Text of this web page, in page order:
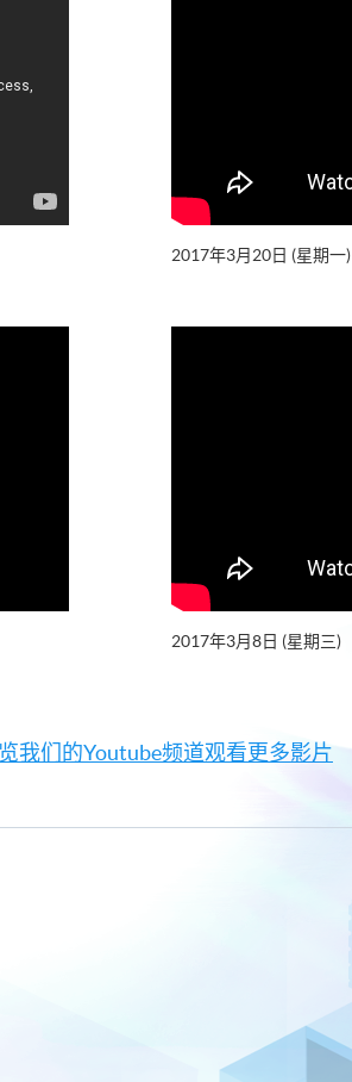
2017年3月20日 (星期一)
2017年3月8日 (星期三)
我们的Youtube频道观看更多影片